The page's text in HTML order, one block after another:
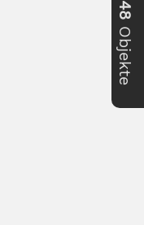
48
Objekte